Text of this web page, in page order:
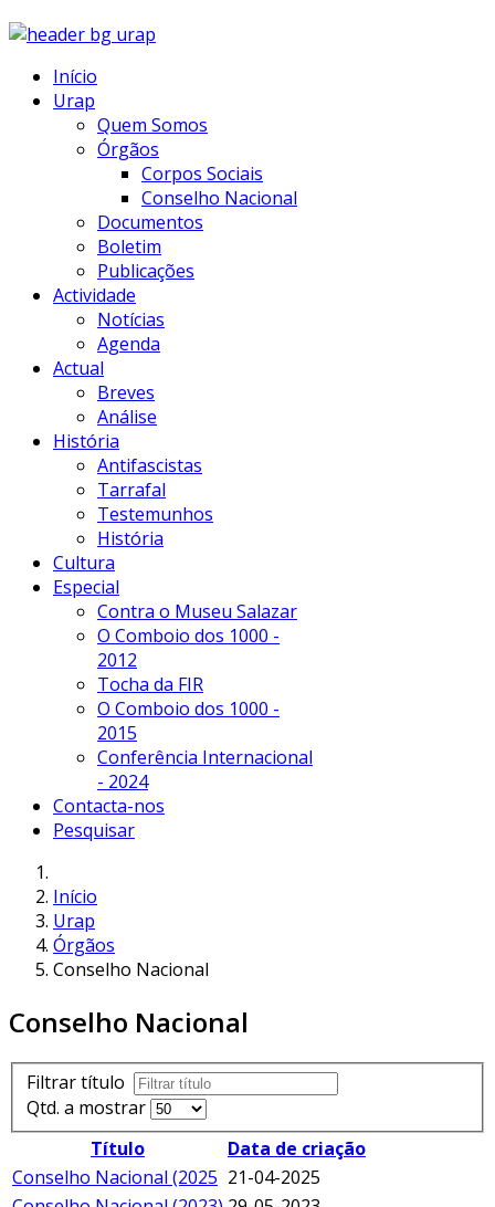
Início
Urap
Quem Somos
Órgãos
Corpos Sociais
Conselho Nacional
Documentos
Boletim
Publicações
Actividade
Notícias
Agenda
Actual
Breves
Análise
História
Antifascistas
Tarrafal
Testemunhos
História
Cultura
Especial
Contra o Museu Salazar
O Comboio dos 1000 -
2012
Tocha da FIR
O Comboio dos 1000 -
2015
Conferência Internacional
- 2024
Contacta-nos
Pesquisar
Início
Urap
Órgãos
Conselho Nacional
Conselho Nacional
Filtrar título
Qtd. a mostrar
Título
Data de criação
Conselho Nacional (2025 21-04-2025